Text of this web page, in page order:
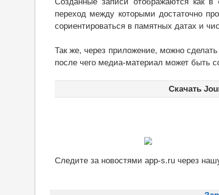
переход между которыми достаточно
сориентироваться в памятных датах и
Так же, через приложение, можно
после чего медиа-материал может быть
Скачать
Следите за новостями app-s.ru через